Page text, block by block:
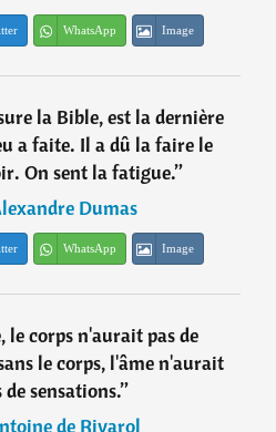
WhatsApp Image
la Bible, est la dernière
a faite. Il a dû la faire le
On sent la fatigue.”
Dumas
WhatsApp Image
le corps n'aurait pas de
le corps, l'âme n'aurait
de sensations.”
de Rivarol